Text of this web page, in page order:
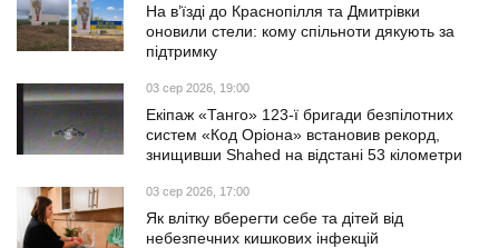
На в’їзді до Краснопілля та Дмитрівки
оновили стели: кому спільноти дякують за
підтримку
03 сер 2026, 19:00
Екіпаж «Танго» 123-ї бригади безпілотних
систем «Код Оріона» встановив рекорд,
знищивши Shahed на відстані 53 кілометри
03 сер 2026, 17:00
Як влітку вберегти себе та дітей від
небезпечних кишкових інфекцій